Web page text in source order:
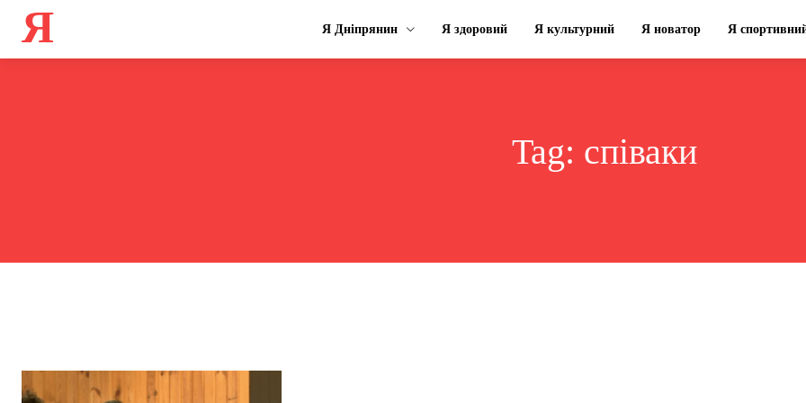
Я Я Дніпрянин Я здоровий Я культурний Я новатор Я
Tag: співаки